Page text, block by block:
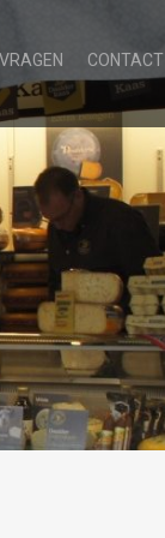
CONTACT